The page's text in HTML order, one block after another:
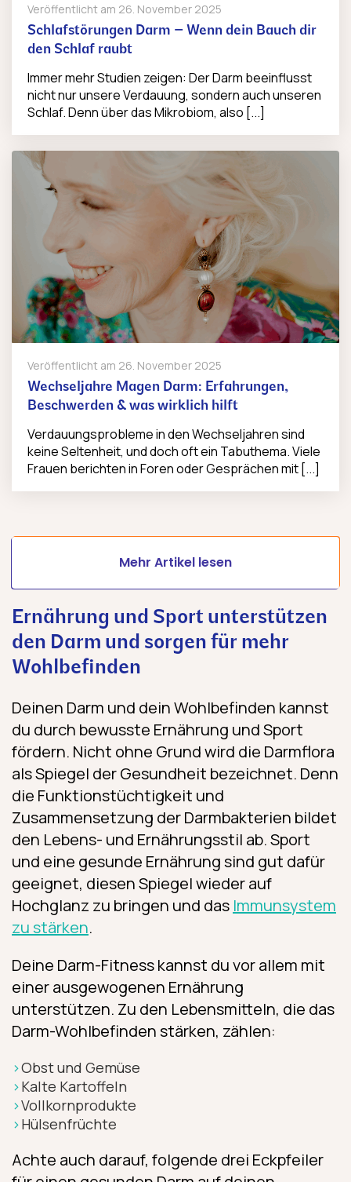
Veröffentlicht am 26. November 2025
Schlafstörungen Darm – Wenn dein Bauch dir
den Schlaf raubt
Immer mehr Studien zeigen: Der Darm beeinflusst
nicht nur unsere Verdauung, sondern auch unseren
Schlaf. Denn über das Mikrobiom, also [...]
Veröffentlicht am 26. November 2025
Wechseljahre Magen Darm: Erfahrungen,
Beschwerden & was wirklich hilft
Verdauungsprobleme in den Wechseljahren sind
keine Seltenheit, und doch oft ein Tabuthema. Viele
Frauen berichten in Foren oder Gesprächen mit [...]
Mehr Artikel lesen
Ernährung und Sport unterstützen
den Darm und sorgen für mehr
Wohlbefinden
Deinen Darm und dein Wohlbefinden kannst
du durch bewusste Ernährung und Sport
fördern. Nicht ohne Grund wird die Darmflora
als Spiegel der Gesundheit bezeichnet. Denn
die Funktionstüchtigkeit und
Zusammensetzung der Darmbakterien bildet
den Lebens- und Ernährungsstil ab. Sport
und eine gesunde Ernährung sind gut dafür
geeignet, diesen Spiegel wieder auf
Hochglanz zu bringen und das Immunsystem
zu stärken.
Deine Darm-Fitness kannst du vor allem mit
einer ausgewogenen Ernährung
unterstützen. Zu den Lebensmitteln, die das
Darm-Wohlbefinden stärken, zählen:
Obst und Gemüse
Kalte Kartoffeln
Vollkornprodukte
Hülsenfrüchte
Achte auch darauf, folgende drei Eckpfeiler